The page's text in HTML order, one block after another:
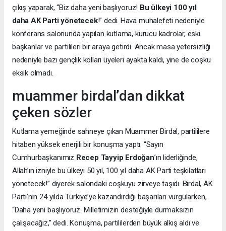
çıkış yaparak, “Biz daha yeni başlıyoruz! Bu ülkeyi 100 yıl
daha AK Parti yönetecek!” dedi. Hava muhalefeti nedeniyle
konferans salonunda yapılan kutlama, kurucu kadrolar, eski
başkanlar ve partilileri bir araya getirdi. Ancak masa yetersizliği
nedeniyle bazı gençlik kolları üyeleri ayakta kaldı, yine de coşku
eksik olmadı.
muammer birdal’dan dikkat
çeken sözler
Kutlama yemeğinde sahneye çıkan Muammer Birdal, partililere
hitaben yüksek enerjili bir konuşma yaptı. “Sayın
Cumhurbaşkanımız Recep Tayyip Erdoğan’ın liderliğinde,
Allah’ın izniyle bu ülkeyi 50 yıl, 100 yıl daha AK Parti teşkilatları
yönetecek!” diyerek salondaki coşkuyu zirveye taşıdı. Birdal, AK
Parti’nin 24 yılda Türkiye’ye kazandırdığı başarıları vurgularken,
“Daha yeni başlıyoruz. Milletimizin desteğiyle durmaksızın
çalışacağız,” dedi. Konuşma, partililerden büyük alkış aldı ve